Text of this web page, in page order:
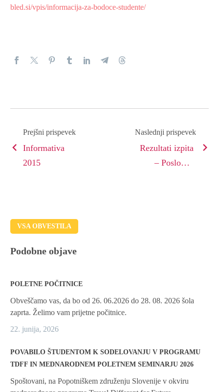
bled.si/vpis/informacija-za-bodoce-studente/
Prejšni prispevek
Informativa
2015
Naslednji prispevek
Rezultati izpita
– Poslovne
VSA OBVESTILA
Podobne objave
POLETNE POČITNICE
Obveščamo vas, da bo od 26. 06.2026 do 28. 08. 2026 šola
zaprta. Želimo vam prijetne počitnice.
22. junija, 2026
POVABILO ŠTUDENTOM K SODELOVANJU V PROGRAMU
TDFF IN MEDNARODNEM POLETNEM SEMINARJU 2026
Spoštovani, na Popotniškem združenju Slovenije v okviru